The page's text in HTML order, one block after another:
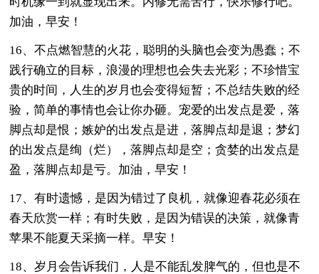
加油，早安！
16、不点燃智慧的火花，聪明的头脑也会变为愚蠢；不
践行确立的目标，浪漫的理想也会失去光彩；不珍惜宝
贵的时间，人生的岁月也会变得短暂；不总结失败的经
验，简单的事情也会让你办砸。宠爱的出发点是爱，落
脚点却是恨；嫉妒的出发点是进，落脚点却是退；梦幻
的出发点是绚（烂），落脚点却是空；贪婪的出发点是
盈，落脚点却是亏。加油，早安！
17、有时遗憾，是因为错过了良机，就像迎春花必须在
春天欣赏一样；有时失败，是因为错误的决策，就像青
苹果不能夏天采摘一样。早安！
18、岁月会告诉我们，人是不能乱发脾气的，但也是不